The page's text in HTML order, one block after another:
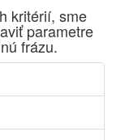
Ako prví sme
z tokajských
kritérií, sme
parametre
frázu.